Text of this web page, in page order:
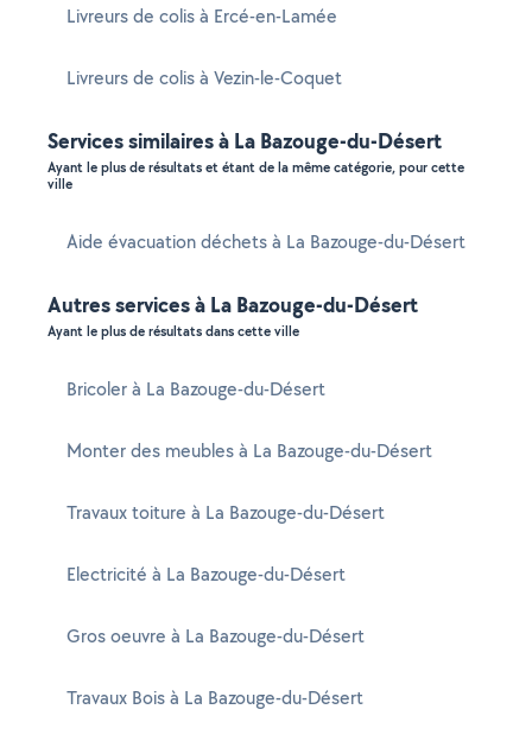
Livreurs de colis à Ercé-en-Lamée
Livreurs de colis à Vezin-le-Coquet
Services similaires à La Bazouge-du-Désert
Ayant le plus de résultats et étant de la même catégorie, pour cette
ville
Aide évacuation déchets à La Bazouge-du-Désert
Autres services à La Bazouge-du-Désert
Ayant le plus de résultats dans cette ville
Bricoler à La Bazouge-du-Désert
Monter des meubles à La Bazouge-du-Désert
Travaux toiture à La Bazouge-du-Désert
Electricité à La Bazouge-du-Désert
Gros oeuvre à La Bazouge-du-Désert
Travaux Bois à La Bazouge-du-Désert